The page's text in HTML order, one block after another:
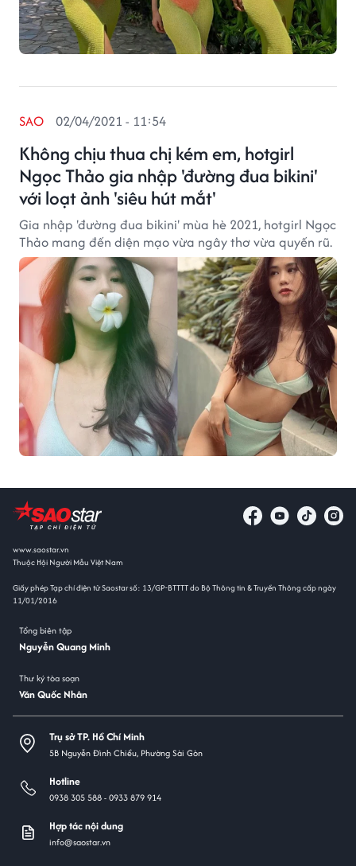
Không chịu thua chị kém em, hotgirl
Ngọc Thảo gia nhập 'đường đua bikini'
với loạt ảnh 'siêu hút mắt'
SAO 02/04/2021 - 11:54
Gia nhập 'đường đua bikini' mùa hè 2021, hotgirl Ngọc
Thảo mang đến diện mạo vừa ngây thơ vừa quyến rũ.
www.saostar.vn
Thuộc Hội Người Mẫu Việt Nam
Giấy phép Tạp chí điện tử Saostar số: 13/GP-BTTTT do Bộ Thông tin & Truyền Thông cấp ngày
11/01/2016
Tổng biên tập
Nguyễn Quang Minh
Thư ký tòa soạn
Văn Quốc Nhân
Trụ sở TP. Hồ Chí Minh
5B Nguyễn Đình Chiểu, Phường Sài Gòn
Hotline
0938 305 588 -0933 879 914
Hợp tác nội dung
info@saostar.vn